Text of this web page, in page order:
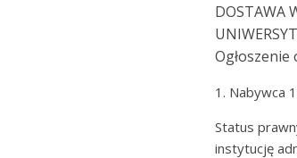
DOSTAWA
1. Nabywca
Status
instytucję